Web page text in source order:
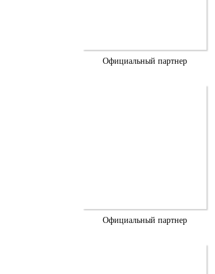
Официальный партнер
Официальный партнер